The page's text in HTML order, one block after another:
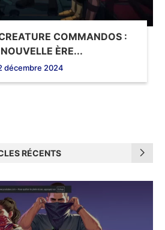
COMMANDOS :
ÈRE...
décembre 2024
RÉCENTS